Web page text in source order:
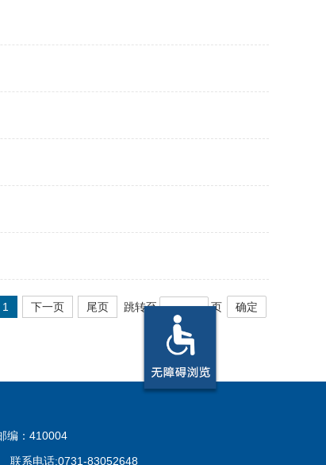
1 下一页 尾页 跳转至 页 确定
编：410004
联系电话:0731-83052648